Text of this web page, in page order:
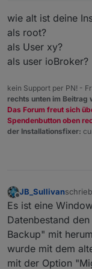
npm
ERR!
ERR!
npm
ERR!
ERR!
npm
-4048
ERR!
npm
ERR!
{
ERR!
npm
ERR!
wie alt ist deine
als root?
als User xy?
als user ioBroker?
kein Support per PN! -
rechts unten im Beitrag
Das Forum freut sich
Spendenbutton oben
der Installationsfixer:
Offline
JB_Sullivan
zuletzt
Es ist eine
Datenbestand
Backup" mit
wurde mit dem
mit der Option